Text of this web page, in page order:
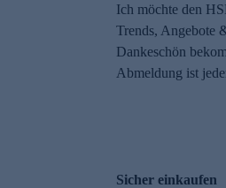
Ich möchte den
Trends, Angebote
Dankeschön
Abmeldung ist
Sicher einkaufen